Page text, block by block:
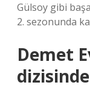
Gülsoy gibi
2. sezonunda
Demet